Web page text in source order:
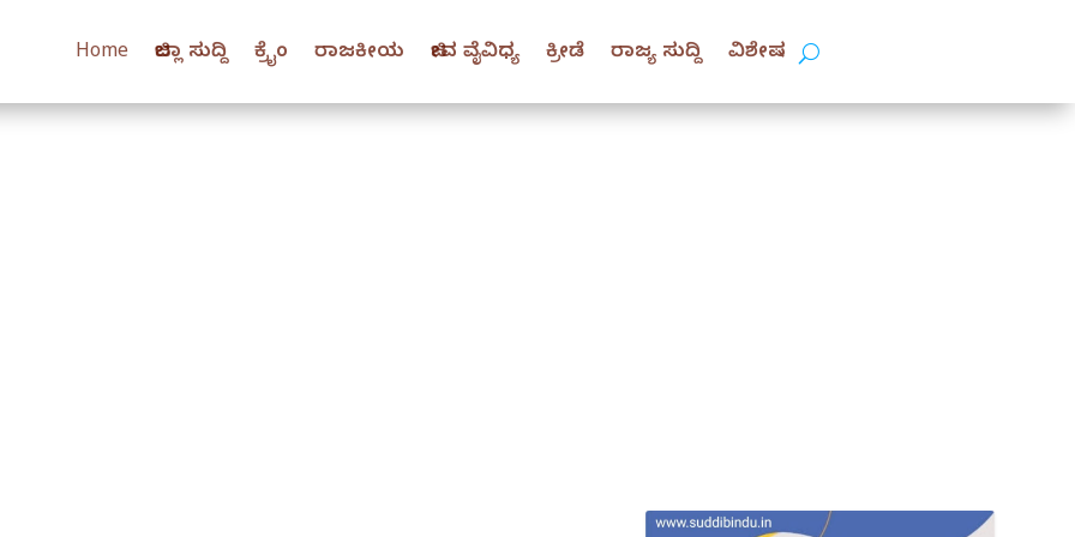
Home ಜಿಲ್ಲಾ ಸುದ್ದಿ ಕ್ರೈಂ ರಾಜಕೀಯ ಜೀವ ವೈವಿಧ್ಯ ಕ್ರೀಡೆ ರಾಜ್ಯ ಸುದ್ದಿ ವಿಶೇಷ